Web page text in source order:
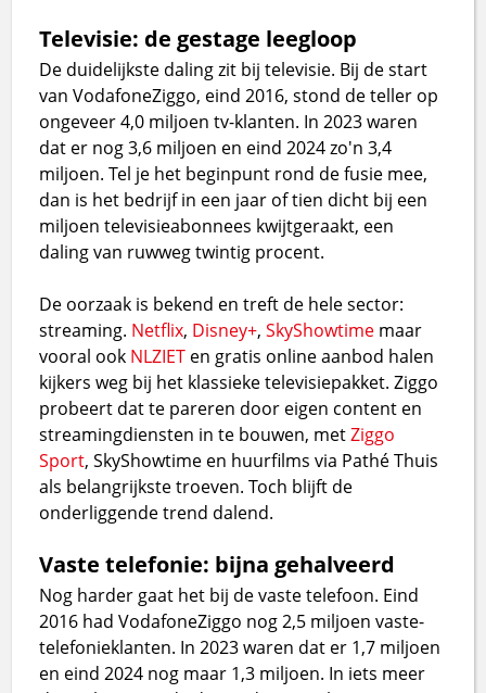
Televisie: de gestage leegloop
De duidelijkste daling zit bij televisie. Bij de start
van VodafoneZiggo, eind 2016, stond de teller op
ongeveer 4,0 miljoen tv-klanten. In 2023 waren
dat er nog 3,6 miljoen en eind 2024 zo'n 3,4
miljoen. Tel je het beginpunt rond de fusie mee,
dan is het bedrijf in een jaar of tien dicht bij een
miljoen televisieabonnees kwijtgeraakt, een
daling van ruwweg twintig procent.
De oorzaak is bekend en treft de hele sector:
streaming. Netflix, Disney+,SkyShowtime maar
vooral ook NLZIET en gratis online aanbod halen
kijkers weg bij het klassieke televisiepakket. Ziggo
probeert dat te pareren door eigen content en
streamingdiensten in te bouwen, metZiggo
Sport, SkyShowtime en huurfilms via Pathé Thuis
als belangrijkste troeven. Toch blijft de
onderliggende trend dalend.
Vaste telefonie: bijna gehalveerd
Nog harder gaat het bij de vaste telefoon. Eind
2016 had VodafoneZiggo nog 2,5 miljoen vaste-
telefonieklanten. In 2023 waren dat er 1,7 miljoen
en eind 2024 nog maar 1,3 miljoen. In iets meer